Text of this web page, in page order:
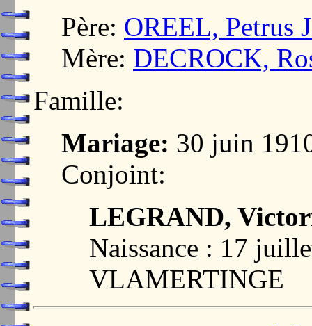
Père: OREEL, Petrus
Mère: DECROCK,
Famille:
Mariage: 30 juin
Conjoint:
LEGRAND,
Naissance : 17
VLAMERTINGE